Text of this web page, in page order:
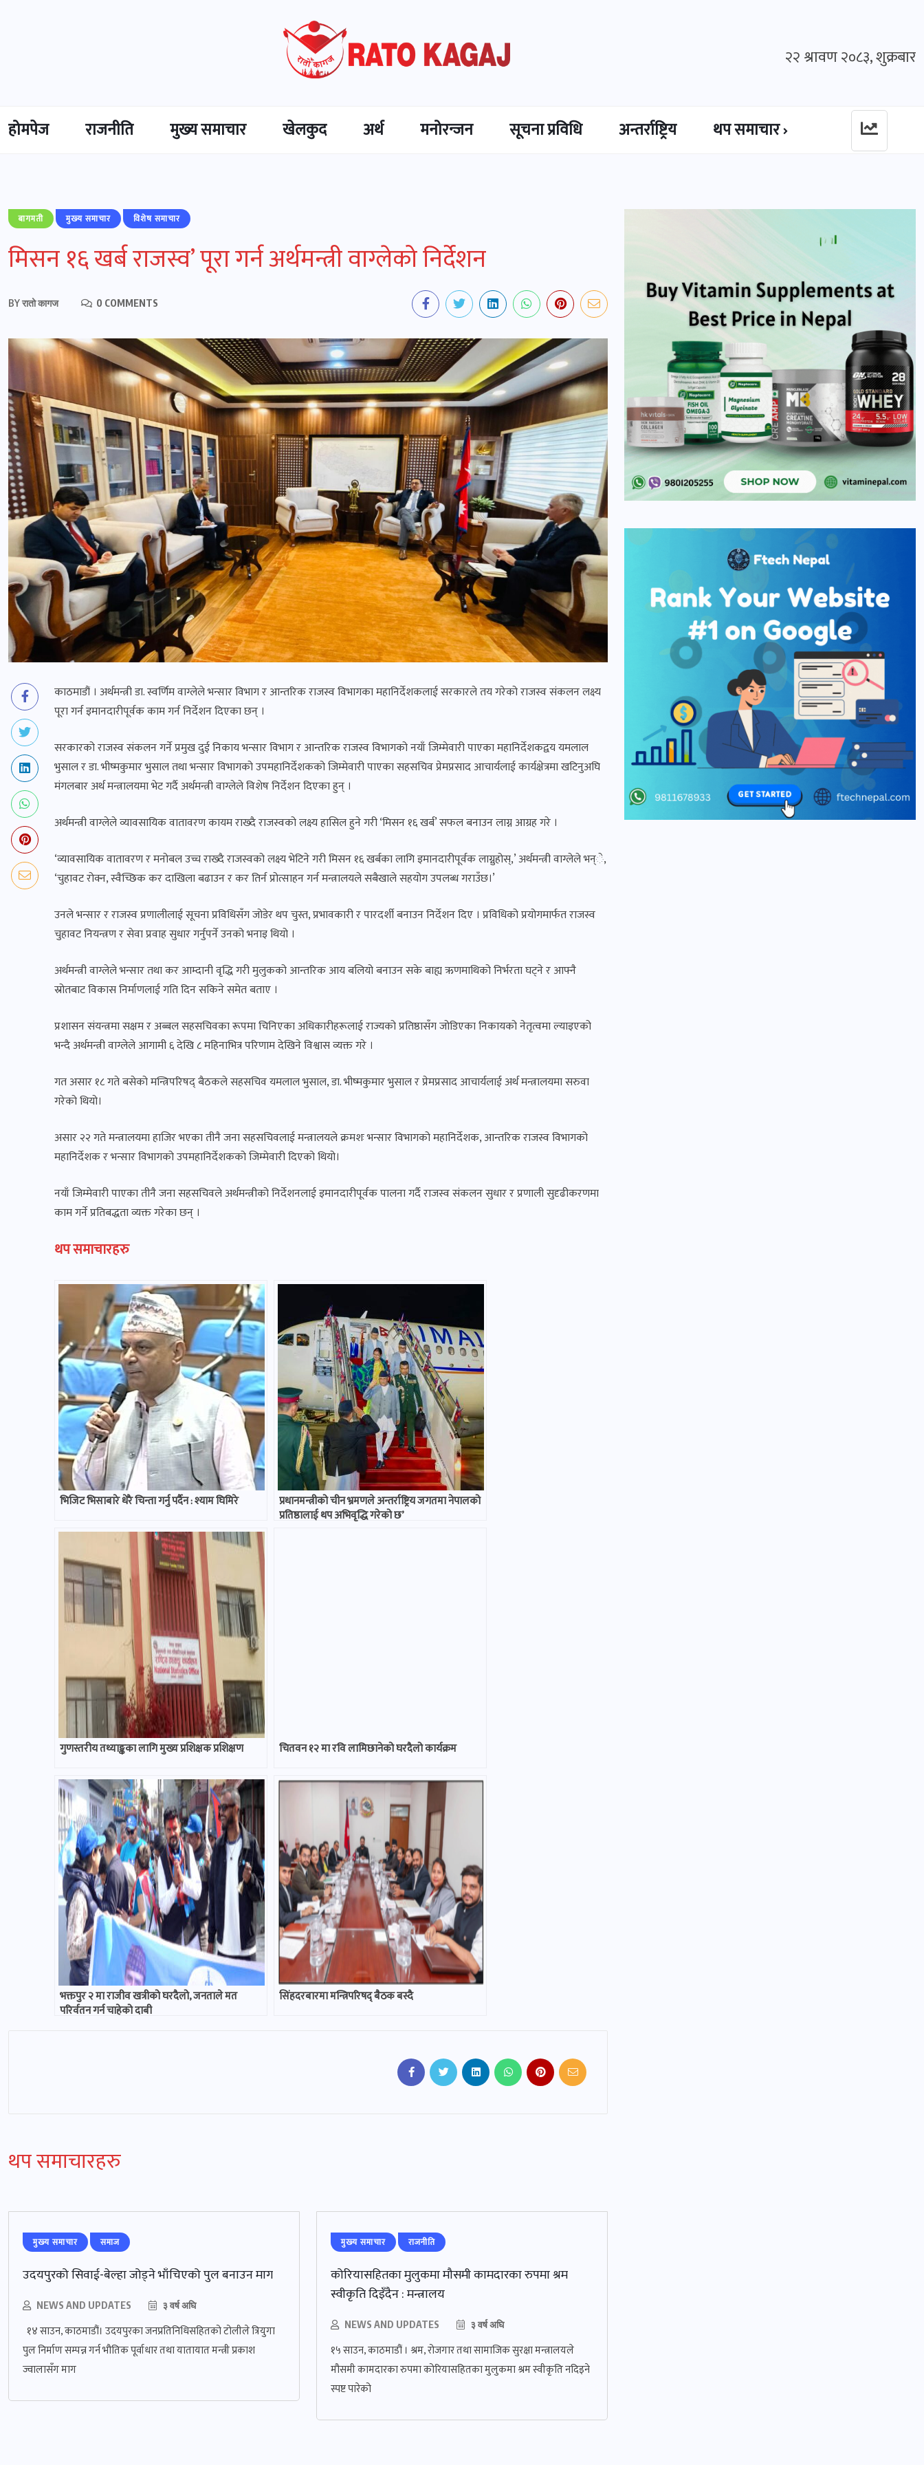
२२ श्रावण २०८३, शुक्रबार
होमपेज राजनीति मुख्‍य समाचार खेलकुद अर्थ मनोरन्जन सूचना प्रविधि अन्तर्राष्ट्रिय थप समाचार
बागमती मुख्‍य समाचार विशेष समाचार
मिसन १६ खर्ब राजस्व’ पूरा गर्न अर्थमन्त्री वाग्लेको निर्देशन
BYरातो कागज 0 COMMENTS
काठमाडौं । अर्थमन्त्री डा. स्वर्णिम वाग्लेले भन्सार विभाग र आन्तरिक राजस्व विभागका महानिर्देशकलाई सरकारले तय गरेको राजस्व संकलन लक्ष्य
पूरा गर्न इमानदारीपूर्वक काम गर्न निर्देशन दिएका छन् ।
सरकारको राजस्व संकलन गर्ने प्रमुख दुई निकाय भन्सार विभाग र आन्तरिक राजस्व विभागको नयाँ जिम्मेवारी पाएका महानिर्देशकद्वय यमलाल
भुसाल र डा. भीष्मकुमार भुसाल तथा भन्सार विभागको उपमहानिर्देशकको जिम्मेवारी पाएका सहसचिव प्रेमप्रसाद आचार्यलाई कार्यक्षेत्रमा खटिनुअघि
मंगलबार अर्थ मन्त्रालयमा भेट गर्दै अर्थमन्त्री वाग्लेले विशेष निर्देशन दिएका हुन् ।
अर्थमन्त्री वाग्लेले व्यावसायिक वातावरण कायम राख्दै राजस्वको लक्ष्य हासिल हुने गरी ‘मिसन १६ खर्ब’ सफल बनाउन लाग्न आग्रह गरे ।
‘व्यावसायिक वातावरण र मनोबल उच्च राख्दै राजस्वको लक्ष्य भेटिने गरी मिसन १६ खर्बका लागि इमानदारीपूर्वक लाग्नुहोस्,’ अर्थमन्त्री वाग्लेले भन्े,
‘चुहावट रोक्न, स्वैच्छिक कर दाखिला बढाउन र कर तिर्न प्रोत्साहन गर्न मन्त्रालयले सबैखाले सहयोग उपलब्ध गराउँछ।’
उनले भन्सार र राजस्व प्रणालीलाई सूचना प्रविधिसँग जोडेर थप चुस्त, प्रभावकारी र पारदर्शी बनाउन निर्देशन दिए । प्रविधिको प्रयोगमार्फत राजस्व
चुहावट नियन्त्रण र सेवा प्रवाह सुधार गर्नुपर्ने उनको भनाइ थियो ।
अर्थमन्त्री वाग्लेले भन्सार तथा कर आम्दानी वृद्धि गरी मुलुकको आन्तरिक आय बलियो बनाउन सके बाह्य ऋणमाथिको निर्भरता घट्ने र आफ्नै
स्रोतबाट विकास निर्माणलाई गति दिन सकिने समेत बताए ।
प्रशासन संयन्त्रमा सक्षम र अब्बल सहसचिवका रूपमा चिनिएका अधिकारीहरूलाई राज्यको प्रतिष्ठासँग जोडिएका निकायको नेतृत्वमा ल्याइएको
भन्दै अर्थमन्त्री वाग्लेले आगामी ६ देखि ८ महिनाभित्र परिणाम देखिने विश्वास व्यक्त गरे ।
गत असार १८ गते बसेको मन्त्रिपरिषद् बैठकले सहसचिव यमलाल भुसाल, डा. भीष्मकुमार भुसाल र प्रेमप्रसाद आचार्यलाई अर्थ मन्त्रालयमा सरुवा
गरेको थियो।
असार २२ गते मन्त्रालयमा हाजिर भएका तीनै जना सहसचिवलाई मन्त्रालयले क्रमशः भन्सार विभागको महानिर्देशक, आन्तरिक राजस्व विभागको
महानिर्देशक र भन्सार विभागको उपमहानिर्देशकको जिम्मेवारी दिएको थियो।
नयाँ जिम्मेवारी पाएका तीनै जना सहसचिवले अर्थमन्त्रीको निर्देशनलाई इमानदारीपूर्वक पालना गर्दै राजस्व संकलन सुधार र प्रणाली सुदृढीकरणमा
काम गर्ने प्रतिबद्धता व्यक्त गरेका छन् ।
थप समाचारहरु
भिजिट भिसाबारे धेरै चिन्ता गर्नु पर्दैन : श्याम घिमिरे
प्रधानमन्त्रीको चीन भ्रमणले अन्तर्राष्ट्रिय जगतमा नेपालको
प्रतिष्ठालाई थप अभिवृद्धि गरेको छ’
गुणस्तरीय तथ्याङ्कका लागि मुख्य प्रशिक्षक प्रशिक्षण चितवन १२ मा रवि लामिछानेको घरदैलो कार्यक्रम
भक्तपुर २ मा राजीव खत्रीको घरदैलो, जनताले मत
परिर्वतन गर्न चाहेको दाबी
सिंहदरबारमा मन्त्रिपरिषद् बैठक बस्दै
थप समाचारहरु
मुख्‍य समाचार समाज
उदयपुरको सिवाई-बेल्हा जोड्‍ने भाँचिएको पुल बनाउन माग
NEWS AND UPDATES ३ वर्ष अघि
१४ साउन, काठमाडौं। उदयपुरका जनप्रतिनिधिसहितको टोलीले त्रियुगा
पुल निर्माण सम्पन्न गर्न भौतिक पूर्वाधार तथा यातायात मन्त्री प्रकाश
ज्वालासँग माग
मुख्‍य समाचार राजनीति
कोरियासहितका मुलुकमा मौसमी कामदारका रुपमा श्रम
स्वीकृति दिइँदैन : मन्त्रालय
NEWS AND UPDATES ३ वर्ष अघि
१५ साउन, काठमाडौं । श्रम, रोजगार तथा सामाजिक सुरक्षा मन्त्रालयले
मौसमी कामदारका रुपमा कोरियासहितका मुलुकमा श्रम स्वीकृति नदिइने
स्पष्ट पारेको